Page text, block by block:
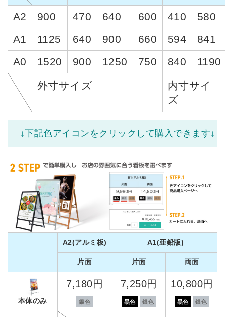
A2 900 470 640 600 410
580
A1
1125 640 900 660 594
841
A0
1520 900 1250 750 840 1190
外寸サイズ
内寸サイ
ズ
↓下記色アイコンをクリックして購入できます↓
A2(アルミ板) A1(亜鉛版)
片面 片面 両面
本体のみ
7,180円
銀色
7,250円
黒色 銀色
10,800円
黒色 銀色